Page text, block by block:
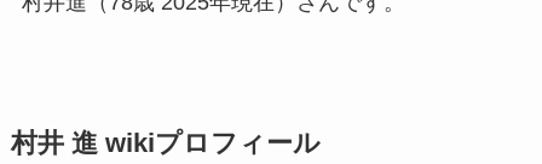
村井 進 wikiプロフィール